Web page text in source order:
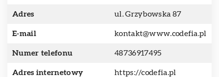
Adres ul. Grzybowska 87
E-mail kontakt@www.codefia.pl
Numer telefonu 48736917495
Adres internetowy https://codefia.pl